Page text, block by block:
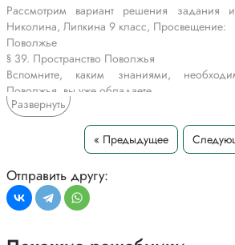
Рассмотрим вариант решения задания
Николина, Липкина 9 класс, Просвещение:
Поволжье
§ 39. Пространство Поволжья
Вспомните, каким знаниями,
Поволжья, вы уже обладаете.
Волга - Волга-матушка, великая река,
Сталинград - бывший Царицын,
символ победы над фашизмом. Вытянут
почти на 90 км. На Мамаевом кургане
посвящённый героям Сталинградской
знаменитая скульптура, олицетворяющая
Каскад волжских ГЭС и водохранилищ -
Развернуть
« Предыдущее
Отправить другу: